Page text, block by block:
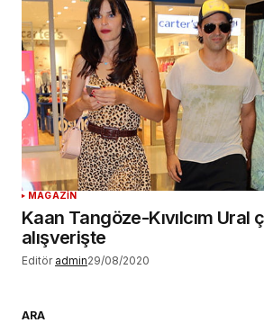
MAGAZİN
Kaan Tangöze-Kıvılcım Ural
alışverişte
Editör admin29/08/2020
ARA